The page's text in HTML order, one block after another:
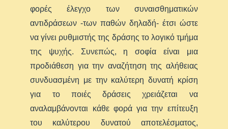
φορές έλεγχο των συναισθηματικών
αντιδράσεων -των παθών δηλαδή- έτσι ώστε
να γίνει ρυθμιστής της δράσης το λογικό τμήμα
της ψυχής. Συνεπώς, η σοφία είναι μια
προδιάθεση για την αναζήτηση της αλήθειας
συνδυασμένη με την καλύτερη δυνατή κρίση
για το ποιές δράσεις χρειάζεται να
αναλαμβάνονται κάθε φορά για την επίτευξη
του καλύτερου δυνατού αποτελέσματος,